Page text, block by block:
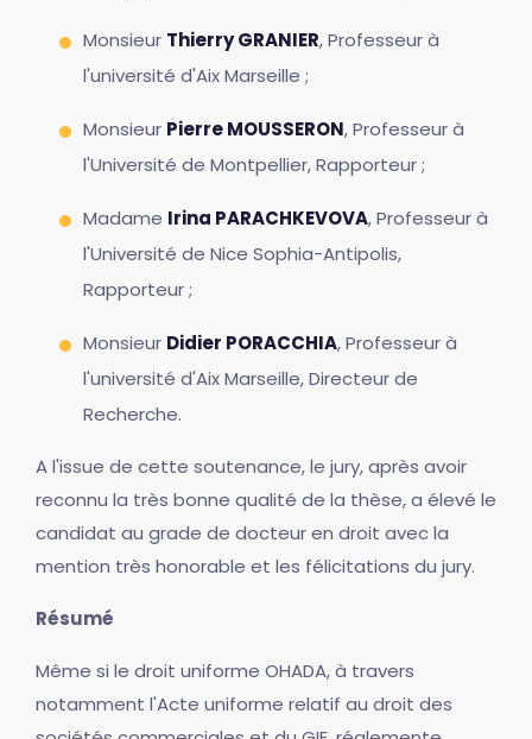
Monsieur Thierry GRANIER, Professeur à
l'université d'Aix Marseille ;
Monsieur Pierre MOUSSERON, Professeur à
l'Université de Montpellier, Rapporteur ;
Madame Irina PARACHKEVOVA, Professeur à
l'Université de Nice Sophia-Antipolis,
Rapporteur ;
Monsieur Didier PORACCHIA, Professeur à
l'université d'Aix Marseille, Directeur de
Recherche.
A l'issue de cette soutenance, le jury, après avoir
reconnu la très bonne qualité de la thèse, a élevé le
candidat au grade de docteur en droit avec la
mention très honorable et les félicitations du jury.
Résumé
Même si le droit uniforme OHADA, à travers
notamment l'Acte uniforme relatif au droit des